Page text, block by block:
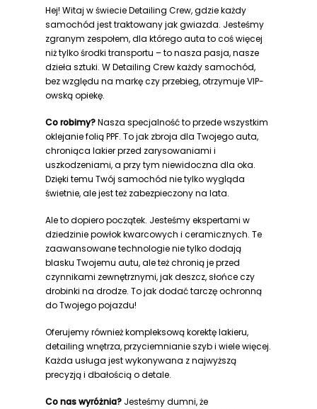
Hej! Witaj w świecie Detailing Crew, gdzie każdy
samochód jest traktowany jak gwiazda. Jesteśmy
zgranym zespołem, dla którego auta to coś więcej
niż tylko środki transportu – to nasza pasja, nasze
dzieła sztuki. W Detailing Crew każdy samochód,
bez względu na markę czy przebieg, otrzymuje VIP-
owską opiekę.
Co robimy?Nasza specjalność to przede wszystkim
oklejanie folią PPF. To jak zbroja dla Twojego auta,
chroniąca lakier przed zarysowaniami i
uszkodzeniami, a przy tym niewidoczna dla oka.
Dzięki temu Twój samochód nie tylko wygląda
świetnie, ale jest też zabezpieczony na lata.
Ale to dopiero początek. Jesteśmy ekspertami w
dziedzinie powłok kwarcowych i ceramicznych. Te
zaawansowane technologie nie tylko dodają
blasku Twojemu autu, ale też chronią je przed
czynnikami zewnętrznymi, jak deszcz, słońce czy
drobinki na drodze. To jak dodać tarczę ochronną
do Twojego pojazdu!
Oferujemy również kompleksową korektę lakieru,
detailing wnętrza, przyciemnianie szyb i wiele więcej.
Każda usługa jest wykonywana z najwyższą
precyzją i dbałością o detale.
Co nas wyróżnia? Jesteśmy dumni, że